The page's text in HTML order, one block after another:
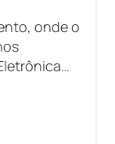
onde o